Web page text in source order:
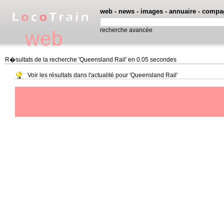
web
web - news - images - annuaire -
recherche avancée
R�sultats de la recherche 'Queensland Rail' en 0.05 secondes
Voir les résultats dans l'actualité pour 'Queensland Rail'